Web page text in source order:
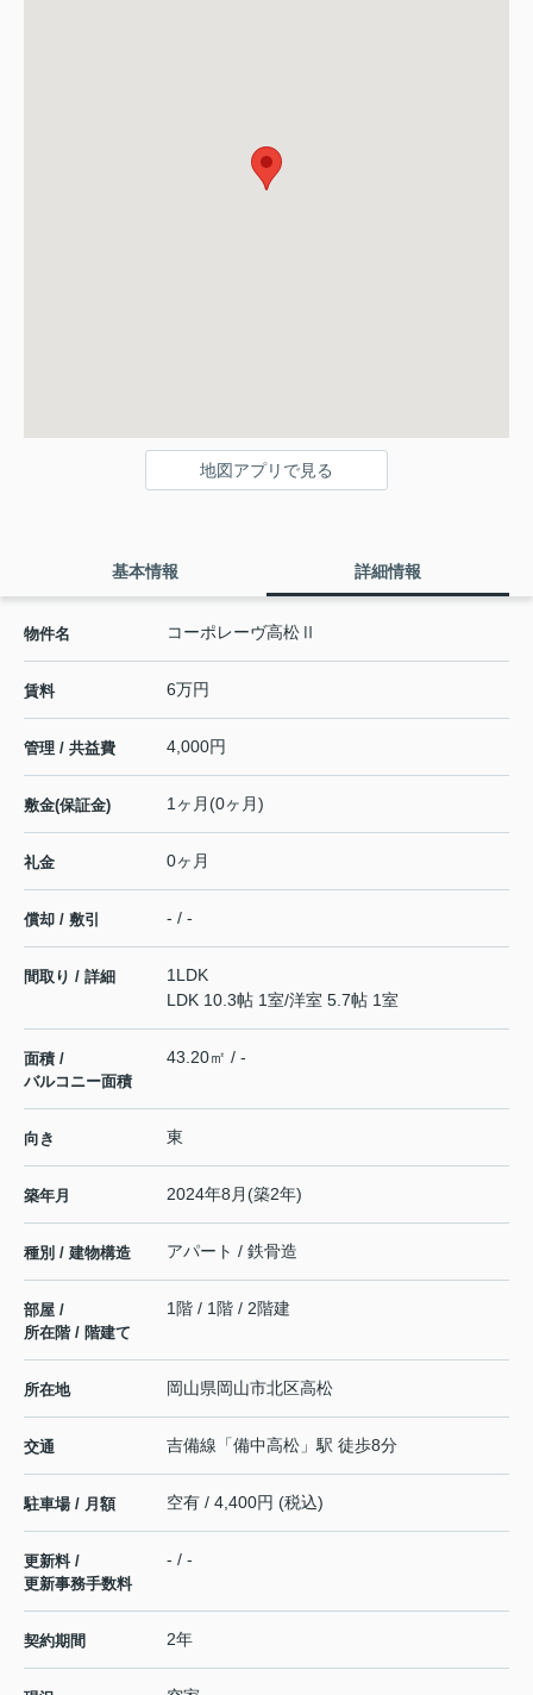
地図アプリで見る
基本情報 詳細情報
物件名 コーポレーヴ高松Ⅱ
賃料 6万円
管理 / 共益費 4,000円
敷金(保証金) 1ヶ月(0ヶ月)
礼金 0ヶ月
償却 / 敷引 - / -
間取り / 詳細
1LDK
LDK 10.3帖 1室/洋室 5.7帖 1室
面積 /
バルコニー面積
43.20㎡ / -
向き 東
築年月 2024年8月(築2年)
種別 / 建物構造 アパート / 鉄骨造
部屋 /
所在階 / 階建て
1階 / 1階 / 2階建
所在地 岡山県岡山市北区高松
交通 吉備線 「備中高松 」駅 徒歩8分
駐車場 / 月額 空有 / 4,400円 (税込)
更新料 /
更新事務手数料
- / -
契約期間 2年